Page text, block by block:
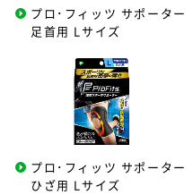
プロ･フィッツ サポーター
足首用 Lサイズ
プロ･フィッツ サポーター
ひざ用 Lサイズ